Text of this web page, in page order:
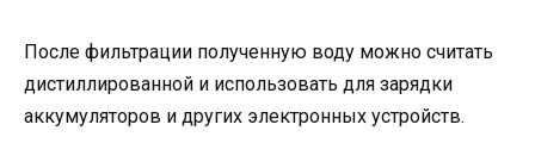
После фильтрации полученную воду можно считать
дистиллированной и использовать для зарядки
аккумуляторов и других электронных устройств.